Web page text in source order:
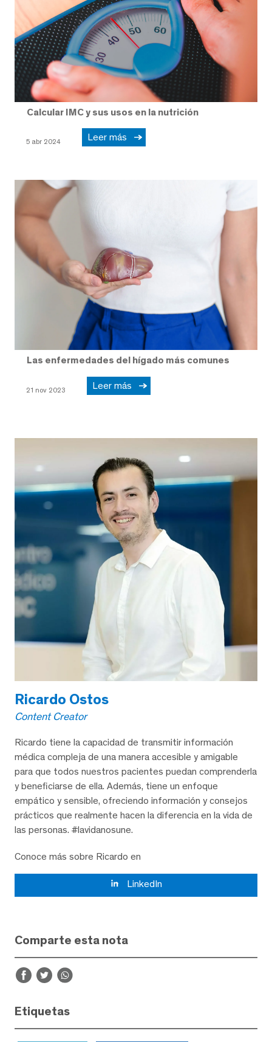
Calcular IMC y sus usos en la nutrición
5 abr 2024 Leer más
Las enfermedades del hígado más comunes
21 nov 2023 Leer más
Ricardo Ostos
Content Creator
Ricardo tiene la capacidad de transmitir información
médica compleja de una manera accesible y amigable
para que todos nuestros pacientes puedan comprenderla
y beneficiarse de ella. Además, tiene un enfoque
empático y sensible, ofreciendo información y consejos
prácticos que realmente hacen la diferencia en la vida de
las personas. #lavidanosune.
Conoce más sobre Ricardo en
LinkedIn
Comparte esta nota
Etiquetas